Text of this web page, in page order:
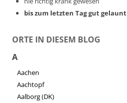
bis zum letzten Tag gut gelaunt
ORTE IN DIESEM BLOG
A
Aachen
Aachtopf
Aalborg (DK)